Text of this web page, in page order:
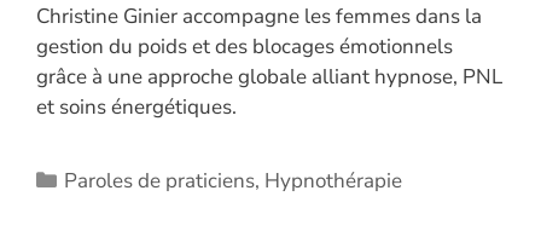
Christine Ginier accompagne les femmes dans la
gestion du poids et des blocages émotionnels
grâce à une approche globale alliant hypnose, PNL
et soins énergétiques.
Catégories
Paroles de praticiens, Hypnothérapie